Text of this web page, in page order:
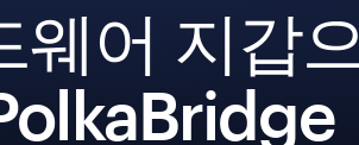
웨어 지갑으